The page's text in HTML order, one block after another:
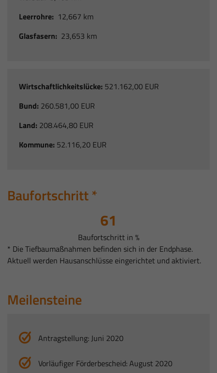
Leerrohre: 12,667 km
Glasfasern: 23,653 km
Wirtschaftlichkeitslücke: 521.162,00 EUR
Bund: 260.581,00 EUR
Land: 208.464,80 EUR
Kommune: 52.116,20 EUR
Baufortschritt *
66
Baufortschritt in %
* Die Tiefbaumaßnahmen befinden sich in der Endphase.
Aktuell werden Hausanschlüsse eingerichtet und aktiviert.
Meilensteine
Antragstellung: Juni 2020
Vorläufiger Förderbescheid: August 2020